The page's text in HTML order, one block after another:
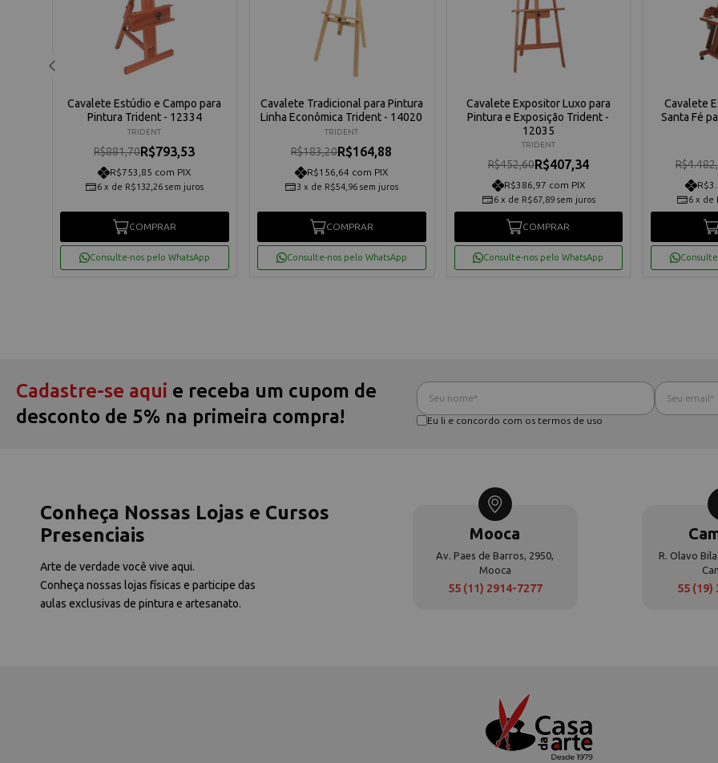
Cavalete Estúdio e Campo para
Pintura Trident - 12334
TRIDENT
R$881,70R$793,53
R$753,85 com PIX
6 x de R$132,26 sem juros
COMPRAR
Consulte-nos pelo WhatsApp
Cavalete Tradicional para Pintura
Linha Econômica Trident - 14020
TRIDENT
R$183,20R$164,88
R$156,64 com PIX
3 x de R$54,96 sem juros
COMPRAR
Consulte-nos pelo WhatsApp
Cavalete Expositor Luxo para
Pintura e Exposição Trident -
12035
TRIDENT
R$452,60R$407,34
R$386,97 com PIX
6 x de R$67,89 sem juros
COMPRAR
Consulte-nos pelo WhatsApp
Cavalete
Santa Fé
6 x de
Cadastre-se aqui e receba um cupom de
desconto de 5% na primeira compra!
Eu li e concordo com os termos de uso
Conheça Nossas Lojas e Cursos
Presenciais
Arte de verdade você vive aqui.
Conheça nossas lojas físicas e participe das
aulas exclusivas de pintura e artesanato.
Mooca
Av. Paes de Barros, 2950,
Mooca
55 (11) 2914-7277
R. Olavo
55 (19)